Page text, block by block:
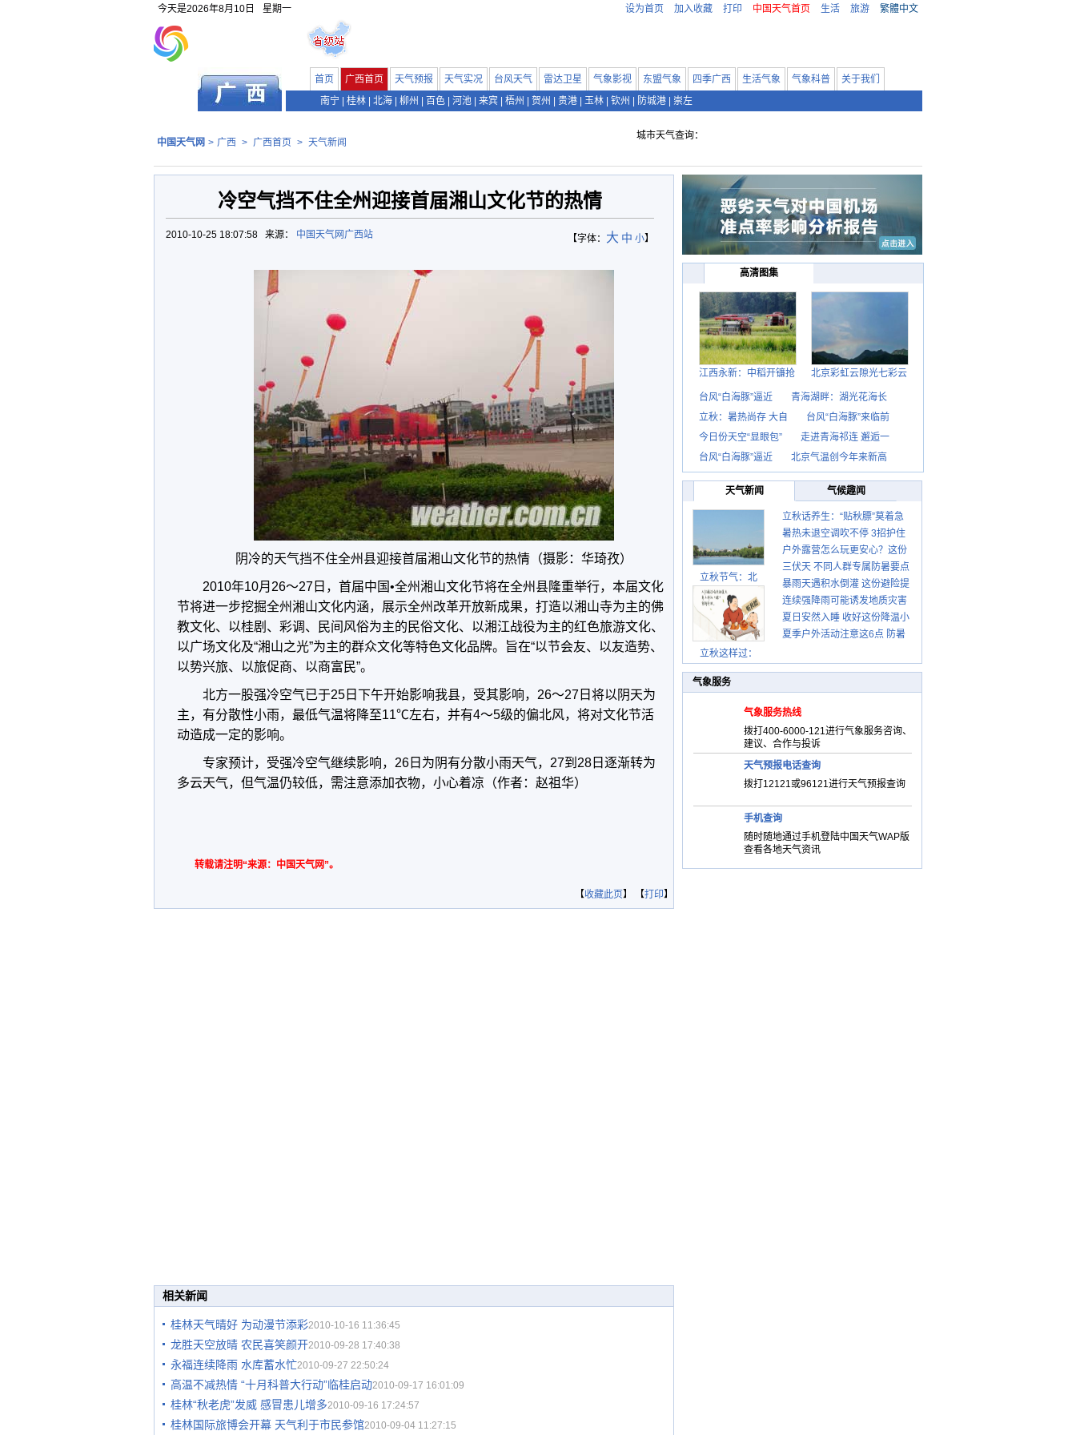
今天是2026年8月10日 星期一 设为首页 加入收藏 打印 中国天气首页 生活 旅游 繁體中文
首页 广西首页 天气预报 天气实况 台风天气 雷达卫星 气象影视 东盟气象 四季广西 生活气象 气象科普
关于我们
南宁
桂林 北海 柳州 百色 河池 来宾 梧州 贺州 贵港 玉林 钦州 防城港 崇左
中国天气网 > 广西 > 广西首页 > 天气新闻
城市天气查询：
冷空气挡不住全州迎接首届湘山文化节的热情
【字体： 大 中 小】
2010-10-25 18:07:58 来源： 中国天气网广西站
阴冷的天气挡不住全州县迎接首届湘山文化节的热情（摄影：华琦孜）
2010年10月26～27日，首届中国•全州湘山文化节将在全州县隆重举行，本届文化
节将进一步挖掘全州湘山文化内涵，展示全州改革开放新成果，打造以湘山寺为主的佛
教文化、以桂剧、彩调、民间风俗为主的民俗文化、以湘江战役为主的红色旅游文化、
以广场文化及“湘山之光”为主的群众文化等特色文化品牌。旨在“以节会友、以友造势、
以势兴旅、以旅促商、以商富民”。
北方一股强冷空气已于25日下午开始影响我县，受其影响，26～27日将以阴天为
主，有分散性小雨，最低气温将降至11℃左右，并有4～5级的偏北风，将对文化节活
动造成一定的影响。
专家预计，受强冷空气继续影响，26日为阴有分散小雨天气，27到28日逐渐转为
多云天气，但气温仍较低，需注意添加衣物，小心着凉（作者：赵祖华）
转载请注明“来源：中国天气网”。
【收藏此页】 【打印】
相关新闻
桂林天气晴好 为动漫节添彩2010-10-16 11:36:45
龙胜天空放晴 农民喜笑颜开2010-09-28 17:40:38
永福连续降雨 水库蓄水忙2010-09-27 22:50:24
高温不减热情 “十月科普大行动”临桂启动2010-09-17 16:01:09
桂林“秋老虎”发威 感冒患儿增多2010-09-16 17:24:57
桂林国际旅博会开幕 天气利于市民参馆2010-09-04 11:27:15
高清图集
江西永新：中稻开镰抢 北京彩虹云隙光七彩云
台风“白海豚”逼近
青海湖畔：湖光花海长
立秋：暑热尚存 大自
台风“白海豚”来临前
今日份天空“显眼包”
走进青海祁连 邂逅一
台风“白海豚”逼近
北京气温创今年来新高
天气新闻 气候趣闻
立秋节气：北
立秋这样过：
立秋话养生：“贴秋膘”莫着急
先清暑再防燥
暑热未退空调吹不停 3招护住
肩颈不酸痛
户外露营怎么玩更安心？这份
攻略请收好
三伏天 不同人群专属防暑要点
请收好
暴雨天遇积水倒灌 这份避险提
示请收好
连续强降雨可能诱发地质灾害
这些前兆要知道
夏日安然入睡 收好这份降温小
贴士
夏季户外活动注意这6点 防暑
气象服务
气象服务热线
拨打400-6000-121进行气象服务咨询、
建议、合作与投诉
天气预报电话查询
拨打12121或96121进行天气预报查询
手机查询
随时随地通过手机登陆中国天气WAP版
查看各地天气资讯